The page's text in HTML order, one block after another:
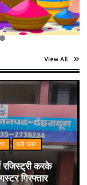
View All
बड़ी खबर
रजिस्ट्री करके
गिरफ्तार